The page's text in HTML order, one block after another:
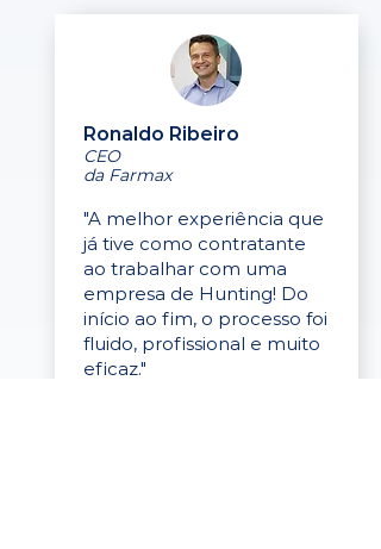
Ronaldo Ribeiro
CEO
da Farmax
"A melhor experiência que
já tive como contratante
ao trabalhar com uma
empresa de Hunting! Do
início ao fim, o processo foi
fluido, profissional e muito
eficaz."